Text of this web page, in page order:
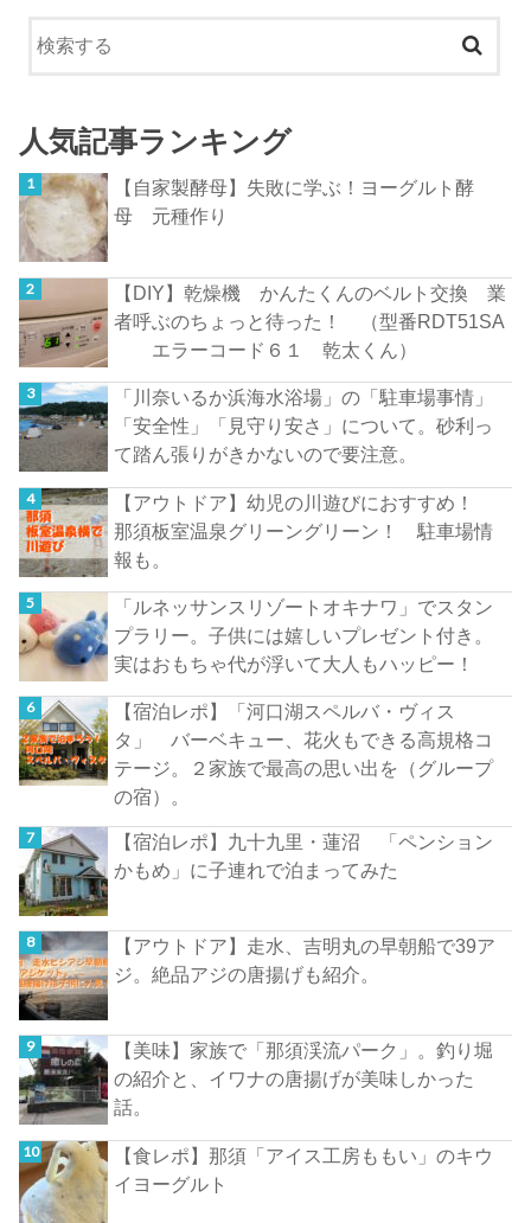
人気記事ランキング
【自家製酵母】失敗に学ぶ！ヨーグルト酵
母 元種作り
【DIY】乾燥機 かんたくんのベルト交換 業
者呼ぶのちょっと待った！ （型番RDT51SA
エラーコード６１ 乾太くん）
「川奈いるか浜海水浴場」の「駐車場事情」
「安全性」「見守り安さ」について。砂利っ
て踏ん張りがきかないので要注意。
【アウトドア】幼児の川遊びにおすすめ！
那須板室温泉グリーングリーン！ 駐車場情
報も。
「ルネッサンスリゾートオキナワ」でスタン
プラリー。子供には嬉しいプレゼント付き。
実はおもちゃ代が浮いて大人もハッピー！
【宿泊レポ】「河口湖スペルバ・ヴィス
タ」 バーベキュー、花火もできる高規格コ
テージ。２家族で最高の思い出を（グループ
の宿）。
【宿泊レポ】九十九里・蓮沼 「ペンション
かもめ」に子連れで泊まってみた
【アウトドア】走水、吉明丸の早朝船で39ア
ジ。絶品アジの唐揚げも紹介。
【美味】家族で「那須渓流パーク」。釣り堀
の紹介と、イワナの唐揚げが美味しかった
話。
【食レポ】那須「アイス工房ももい」のキウ
イヨーグルト